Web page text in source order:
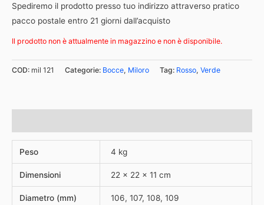
Spediremo il prodotto presso tuo indirizzo attraverso pratico
pacco postale entro 21 giorni dall’acquisto
Il prodotto non è attualmente in magazzino e non è disponibile.
COD: mil 121 Categorie: Bocce, Miloro Tag: Rosso, Verde
Peso 4 kg
Dimensioni 22 × 22 × 11 cm
Diametro (mm) 106, 107, 108, 109